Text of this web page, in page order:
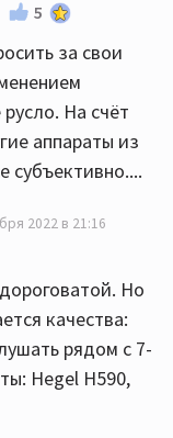
5
за свои
На счёт
аппараты из
субъективно....
2022 в 21:16
Но
качества:
рядом с 7-
Hegel H590,